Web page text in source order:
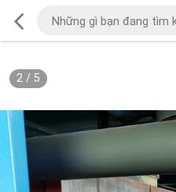
2/ 5